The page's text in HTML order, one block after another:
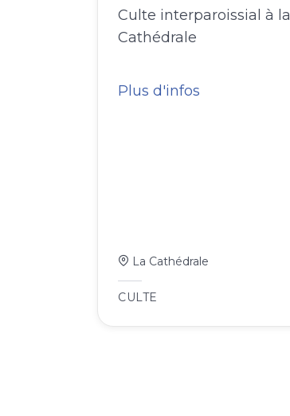
Culte interparoissial à la
Cathédrale
Plus d'infos
La Cathédrale
CULTE